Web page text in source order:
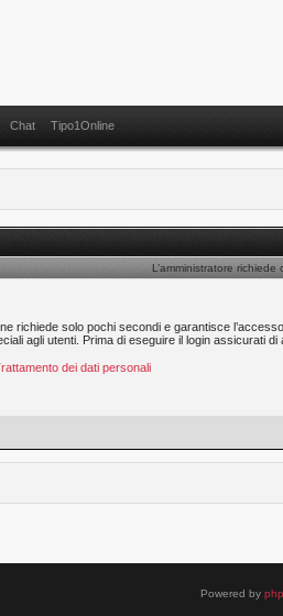
Chat Tipo1Online
L’amministratore
richiede solo pochi secondi e garantisce
agli utenti. Prima di eseguire il login assicurati di
dei dati personali
Powered by